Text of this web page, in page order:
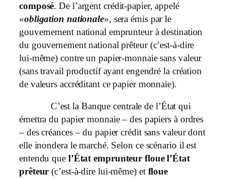
composé. De l’argent crédit-papier, appelé
«obligation nationale», sera émis par le
gouvernement national emprunteur à destination
du gouvernement national prêteur (c’est-à-dire
lui-même) contre un papier-monnaie sans valeur
(sans travail productif ayant engendré la création
de valeurs accréditant ce papier monnaie).
C’est la Banque centrale de l’État qui
émettra du papier monnaie – des papiers à ordres
– des créances – du papier crédit sans valeur dont
elle inondera le marché. Selon ce scénario il est
entendu que l’État emprunteur floue l’État
prêteur (c’est-à-dire lui-même) et floue